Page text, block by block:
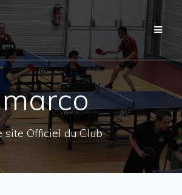
Skip
to
content
marco
site Officiel du Club